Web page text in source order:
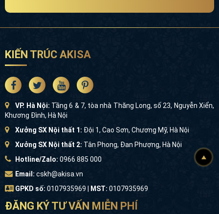
KIẾN TRÚC AKISA
VP. Hà Nội: Tầng 6 & 7, tòa nhà Thăng Long, số 23, Nguyễn Xiển,
Khương Đình, Hà Nội
Xưởng SX Nội thất 1: Đội 1, Cao Sơn, Chương Mỹ, Hà Nội
Xưởng SX Nội thất 2: Tân Phong, Đan Phượng, Hà Nội
Hotline/Zalo: 0966 885 000
Email: cskh@akisa.vn
GPKD số: 0107935969 | MST: 0107935969
ĐĂNG KÝ TƯ VẤN MIỄN PHÍ